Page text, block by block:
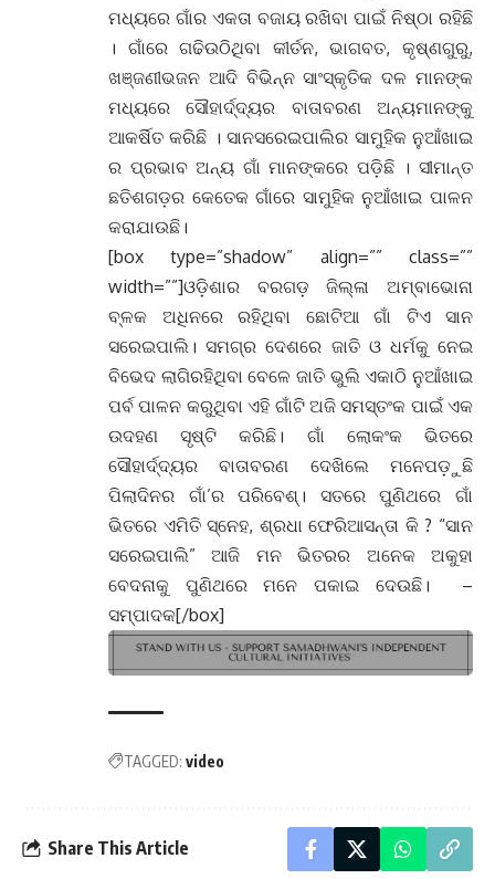
ମଧ୍ୟରେ ଗାଁର ଏକତା ବଜାୟ ରଖିବା ପାଇଁ ନିଷ୍ଠା ରହିଛି
। ଗାଁରେ ଗଢିଉଠିଥିବା କୀର୍ତନ, ଭାଗବତ, କୃଷ୍ଣଗୁରୁ,
ଖଞ୍ଜଣୀଭଜନ ଆଦି ବିଭିନ୍ନ ସାଂସ୍କୃତିକ ଦଳ ମାନଙ୍କ
ମଧ୍ୟରେ ସୌହାର୍ଦ୍ଦ୍ୟର ବାତାବରଣ ଅନ୍ୟମାନଙ୍କୁ
ଆକର୍ଷିତ କରିଛି । ସାନସରେଇପାଲିର ସାମୁହିକ ନୁଆଁଖାଇ
ର ପ୍ରଭାବ ଅନ୍ୟ ଗାଁ ମାନଙ୍କରେ ପଡ଼ିଛି । ସୀମାନ୍ତ
ଛତିଶଗଡ଼ର କେତେକ ଗାଁରେ ସାମୁହିକ ନୁଆଁଖାଇ ପାଳନ
କରାଯାଉଛି।
[box type=”shadow” align=”” class=””
width=””]ଓଡ଼ିଶାର ବରଗଡ଼ ଜିଲ୍ଳା ଅମ୍ବାଭୋନା
ବ୍ଳକ ଅଧିନରେ ରହିଥିବା ଛୋଟିଆ ଗାଁ ଟିଏ ସାନ
ସରେଇପାଲି। ସମଗ୍ର ଦେଶରେ ଜାତି ଓ ଧର୍ମକୁ ନେଇ
ବିଭେଦ ଲାଗିରହିଥିବା ବେଳେ ଜାତି ଭୁଲି ଏକାଠି ନୁଆଁଖାଇ
ପର୍ବ ପାଳନ କରୁଥିବା ଏହି ଗାଁଟି ଅଜି ସମସ୍ତଂକ ପାଇଁ ଏକ
ଉଦହଣ ସୃଷ୍ଟି କରିଛି। ଗାଁ ଲୋକଂକ ଭିତରେ
ସୌହାର୍ଦ୍ଦ୍ୟର ବାତାବରଣ ଦେଖିଲେ ମନେପଡ଼ୁଛି
ପିଲାଦିନର ଗାଁ’ର ପରିବେଶ୍। ସତରେ ପୁଣିଥରେ ଗାଁ
ଭିତରେ ଏମିତି ସ୍ନେହ, ଶ୍ରଧା ଫେରିଆସନ୍ତା କି ? “ସାନ
ସରେଇପାଲି” ଆଜି ମନ ଭିତରର ଅନେକ ଅକୁହା
ବେଦନାକୁ ପୁଣିଥରେ ମନେ ପକାଇ ଦେଉଛି। –
ସମ୍ପାଦକ[/box]
TAGGED: video
Share This Article